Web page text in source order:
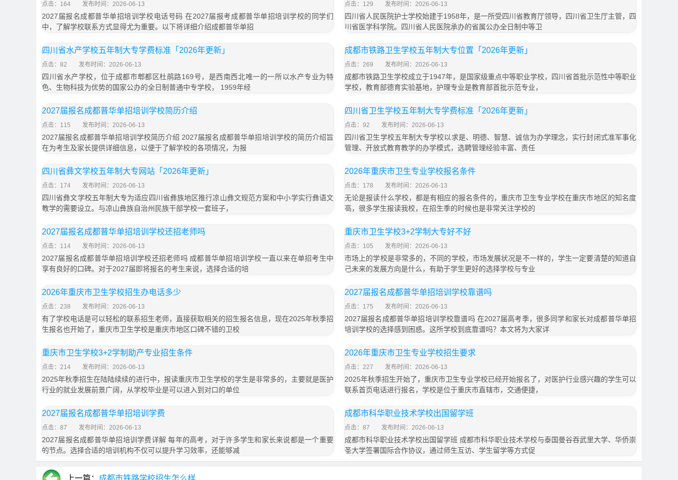
点击：164 发布时间：2026-06-13
2027届报名成都普华单招培训学校电话号码 在2027届报考成都普华单招培训学校的同学们
中，了解学校联系方式显得尤为重要。以下将详细介绍成都普华单招
点击：129 发布时间：2026-06-13
四川省人民医院护士学校始建于1958年，是一所受四川省教育厅领导，四川省卫生厅主管，四
川省医学科学院。四川省人民医院承办的省属公办全日制中等卫
四川省水产学校五年制大专学费标准「2026年更新」
点击：82 发布时间：2026-06-13
四川省水产学校，位于成都市郫都区杜鹃路169号，是西南西北唯一的一所以水产专业为特
色、生物科技为优势的国家公办的全日制普通中专学校， 1959年经
成都市铁路卫生学校五年制大专位置「2026年更新」
点击：269 发布时间：2026-06-13
成都市铁路卫生学校成立于1947年，是国家级重点中等职业学校，四川省首批示范性中等职业
学校，教育部德育实验基地，护理专业是教育部首批示范专业，
2027届报名成都普华单招培训学校简历介绍
点击：115 发布时间：2026-06-13
2027届报名成都普华单招培训学校简历介绍 2027届报名成都普华单招培训学校的简历介绍旨
在为考生及家长提供详细信息，以便于了解学校的各项情况，为报
四川省卫生学校五年制大专学费标准「2026年更新」
点击：92 发布时间：2026-06-13
四川省卫生学校五年制大专学校以求是、明德、智慧、诚信为办学理念，实行封闭式准军事化
管理、开放式教育教学的办学模式，选聘管理经验丰富、责任
四川省彝文学校五年制大专网站「2026年更新」
点击：174 发布时间：2026-06-13
四川省彝文学校五年制大专为适应四川省彝族地区推行凉山彝文规范方案和中小学实行彝语文
教学的需要设立。与凉山彝族自治州民族干部学校一套班子，
2026年重庆市卫生专业学校报名条件
点击：178 发布时间：2026-06-13
无论是报读什么学校，都是有相应的报名条件的，重庆市卫生专业学校在重庆市地区的知名度
高，很多学生报读我校，在招生季的时候也是非常关注学校的
2027届报名成都普华单招培训学校还招老师吗
点击：114 发布时间：2026-06-13
2027届报名成都普华单招培训学校还招老师吗 成都普华单招培训学校一直以来在单招考生中
享有良好的口碑。对于2027届即将报名的考生来说，选择合适的培
重庆市卫生学校3+2学制大专好不好
点击：105 发布时间：2026-06-13
市场上的学校是非常多的，不同的学校，市场发展状况是不一样的，学生一定要清楚的知道自
己未来的发展方向是什么，有助于学生更好的选择学校与专业
2026年重庆市卫生学校招生办电话多少
点击：238 发布时间：2026-06-13
有了学校电话是可以轻松的联系招生老师，直接获取相关的招生报名信息，现在2025年秋季招
生报名也开始了，重庆市卫生学校是重庆市地区口碑不错的卫校
2027届报名成都普华单招培训学校靠谱吗
点击：175 发布时间：2026-06-13
2027届报名成都普华单招培训学校靠谱吗 在2027届高考季，很多同学和家长对成都普华单招
培训学校的选择感到困惑。这所学校到底靠谱吗？本文将为大家详
重庆市卫生学校3+2学制助产专业招生条件
点击：214 发布时间：2026-06-13
2025年秋季招生在陆陆续续的进行中，报读重庆市卫生学校的学生是非常多的，主要就是医护
行业的就业发展前景广阔，从学校毕业是可以进入到对口的单位
2026年重庆市卫生专业学校招生要求
点击：227 发布时间：2026-06-13
2025年秋季招生开始了，重庆市卫生专业学校已经开始报名了，对医护行业感兴趣的学生可以
联系首页电话进行报名，学校是位于重庆市直辖市，交通便捷，
2027届报名成都普华单招培训学费
点击：87 发布时间：2026-06-13
2027届报名成都普华单招培训学费详解 每年的高考，对于许多学生和家长来说都是一个重要
的节点。选择合适的培训机构不仅可以提升学习效率，还能够减
成都市科华职业技术学校出国留学班
点击：87 发布时间：2026-06-13
成都市科华职业技术学校出国留学班 成都市科华职业技术学校与泰国曼谷吞武里大学、华侨崇
圣大学签署国际合作协议，通过师生互访、学生留学等方式促
上一篇： 成都市铁路学校招生怎么样